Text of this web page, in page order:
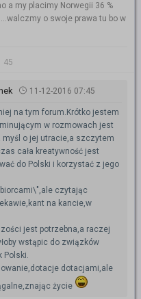
a my placimy Norwegii 36 %
o swoje prawa tu bo w
45
11-12-2016 07:45
na tym forum.Krótko jestem
w rozmowach jest
myśl o jej utracie,a szczytem
cała kreatywność jest
do Polski i korzystać z jego
czytając
na kancie,w
jest potrzebna,a raczej
wstąpic do związków
Polski.
dotacjami,ale
życie